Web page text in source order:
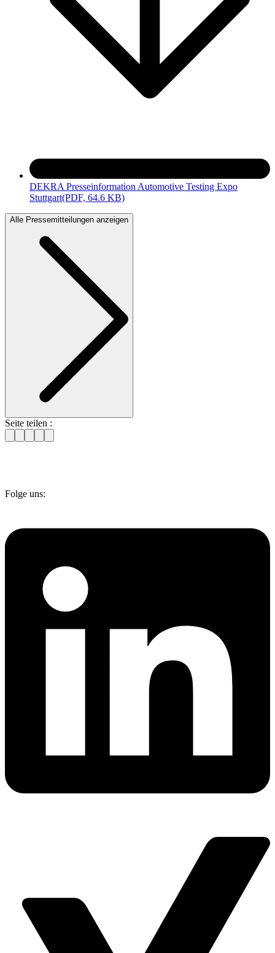
DEKRA Presseinformation Automotive Testing Expo
Stuttgart(PDF, 64.6 KB)
Alle Pressemitteilungen anzeigen
Seite teilen :
Folge uns: